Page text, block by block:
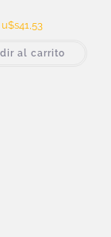
u$s41,53
al carrito